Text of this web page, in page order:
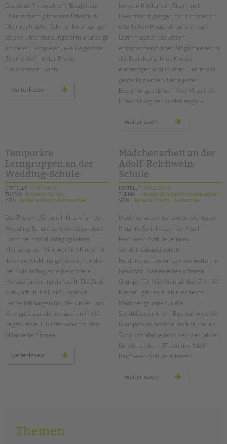
Das neue Themenheft "Begleitete
Elternschaft" gibt einen Überblick
über rechtliche Rahmenbedingungen
dieser Unterstützungsform und zeigt
an vielen Beispielen, wie Begleitete
Elternschaft in der Praxis
funktionieren kann.
weiterlesen themenheft:
begleitete
können Kinder von Eltern mit
Beeinträchtigungen nicht immer im
elterlichen Haushalt aufwachsen.
Dann müssen die Eltern
entsprechend ihren Möglichkeiten in
die Erziehung ihres Kindes
einbezogen und in ihrer Elternrolle
gestärkt werden. Denn jeder
Beziehungsabbruch beeinflusst die
Entwicklung der Kinder negativ.
weiterlesen
bleiben
räumlicher
trennung
Temporäre
Lerngruppen an der
Wedding-Schule
ERSTELLT 17.07.2018
THEMA
InklusionSchule
VON
Barbara Brecht-Hadraschek
Das Projekt „Schule Inklusiv“ an der
Wedding-Schule ist eine besondere
Form der sozialpädagogischen
Kleingruppe. Hier werden Kinder in
ihrer Entwicklung gefördert, für die
der Schulalltag eine besondere
Herausforderung darstellt. Die Ziele
von „Schule Inklusiv“: Positive
Lernerfahrungen für die Kinder und
eine gute soziale Integration in die
Regelklasse. Ein Interview mit den
Mitarbeiter*innen.
weiterlesen temporäre
lerngruppen
Mädchenarbeit an der
Adolf-Reichwein-
Schule
ERSTELLT 15.02.2018
THEMA
InklusionSchuleSchulsozialarbeit
VON
Barbara Brecht-Hadraschek
Mädchenarbeit hat einen wichtigen
Platz im Schulleben der Adolf-
Reichwein-Schule, einem
sonderpädagogischen
Förderzentrum für Lernen mitten in
Neukölln. Neben einer offenen
Gruppe für Mädchen ab den 7. (-10.)
Klassen gibt es auch eine feste
Mädchengruppe für die
Siebtklässlerinnen. Betreut wird die
Gruppe von Kristina Becker, die als
Schulsozialarbeiterin seit vier Jahren
für die tandem BTL an der Adolf-
Reichwein-Schule arbeitet.
weiterlesen mädchenarbeit
Themen